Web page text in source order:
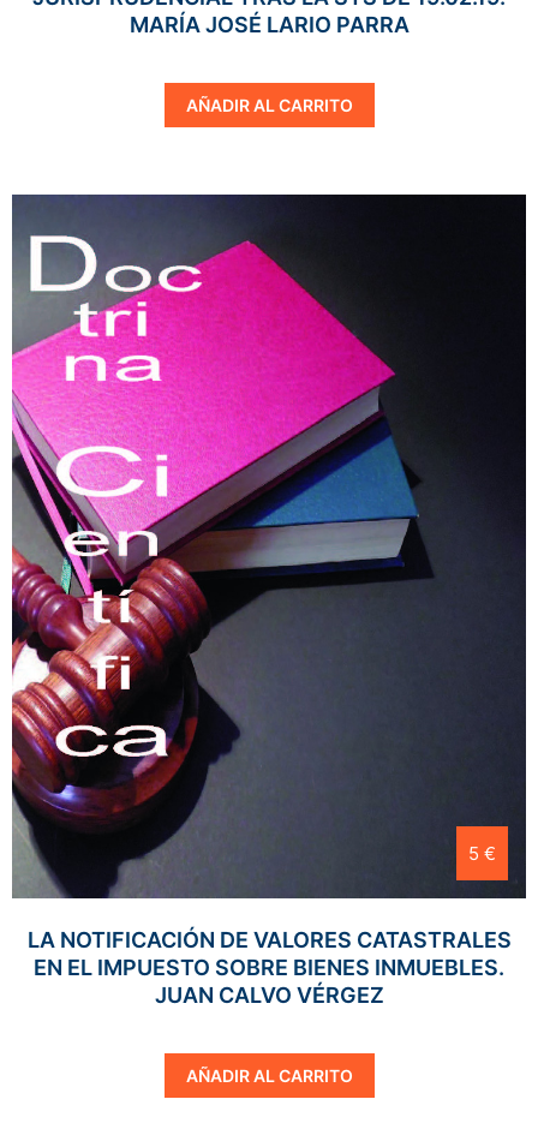
MARÍA JOSÉ LARIO PARRA
AÑADIR AL CARRITO
5 €
LA NOTIFICACIÓN DE VALORES CATASTRALES
EN EL IMPUESTO SOBRE BIENES INMUEBLES.
JUAN CALVO VÉRGEZ
AÑADIR AL CARRITO